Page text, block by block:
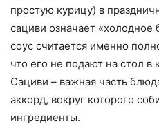
простую курицу) в
сациви означает «холодное
соус считается именно
что его не подают на стол в
Сациви – важная часть
аккорд, вокруг которого
ингредиенты.